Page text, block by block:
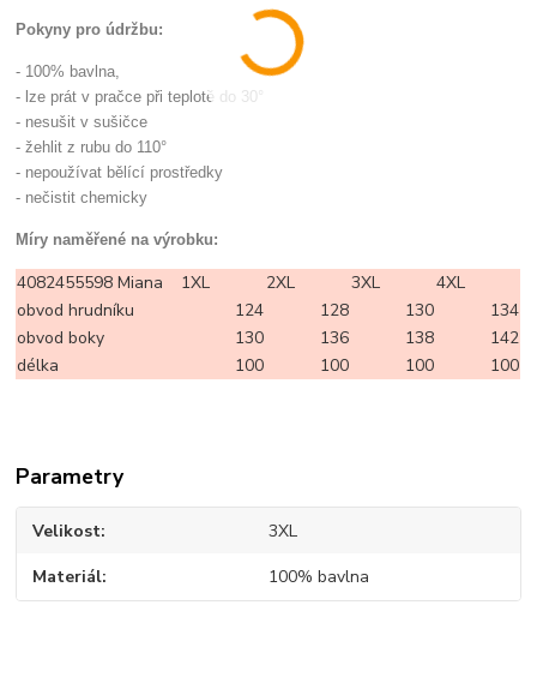
Pokyny pro údržbu:
- 100% bavlna,
- lze prát v pračce při teplotě do 30°
- nesušit v sušičce
- žehlit z rubu do 110°
- nepoužívat bělící prostředky
- nečistit chemicky
Míry naměřené na výrobku:
4082455598 Miana 1XL 2XL 3XL
4XL
obvod hrudníku
124 128 130
134
obvod boky
130 136 138
142
délka
100 100 100 100
Parametry
Velikost 3XL
Materiál 100% bavlna